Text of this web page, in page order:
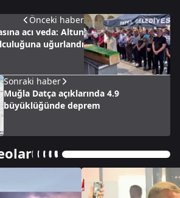
Önceki haber
acı veda: Altun
uğurlandı
Sonraki haber
Muğla Datça açıklarında 4.9
büyüklüğünde deprem